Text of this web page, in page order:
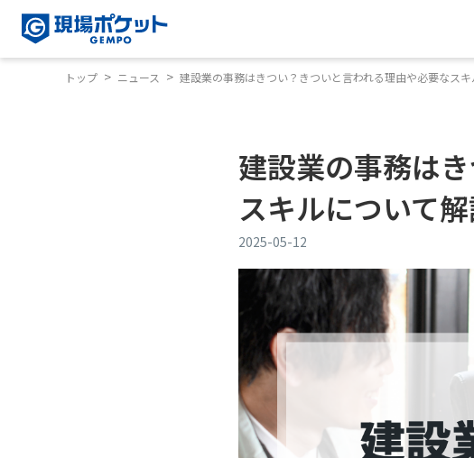
トップ ニュース 建設業の事務はきつい？きついと言われる理由や必要なス
建設業の事務は
スキルについて
2025-05-12